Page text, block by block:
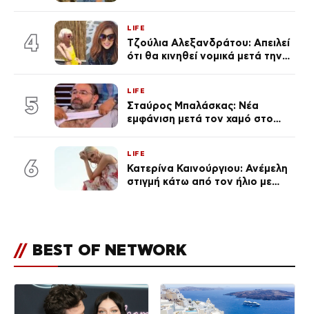
του Θεού»
4
LIFE
Τζούλια Αλεξανδράτου: Απειλεί
ότι θα κινηθεί νομικά μετά την
5
LIFE
Σταύρος Μπαλάσκας: Νέα
εμφάνιση μετά τον χαμό στο
6
LIFE
Κατερίνα Καινούργιου: Ανέμελη
στιγμή κάτω από τον ήλιο με
// BEST OF NETWORK